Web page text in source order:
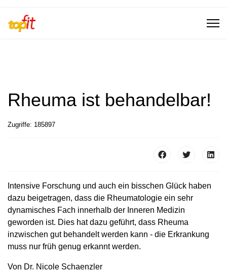
Rheuma ist behandelbar!
Zugriffe: 185897
Intensive Forschung und auch ein bisschen Glück haben
dazu beigetragen, dass die Rheumatologie ein sehr
dynamisches Fach innerhalb der Inneren Medizin
geworden ist. Dies hat dazu geführt, dass Rheuma
inzwischen gut behandelt werden kann - die Erkrankung
muss nur früh genug erkannt werden.
Von Dr. Nicole Schaenzler